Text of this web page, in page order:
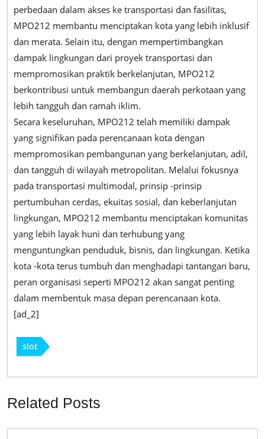
perbedaan dalam akses ke transportasi dan fasilitas,
MPO212 membantu menciptakan kota yang lebih inklusif
dan merata. Selain itu, dengan mempertimbangkan
dampak lingkungan dari proyek transportasi dan
mempromosikan praktik berkelanjutan, MPO212
berkontribusi untuk membangun daerah perkotaan yang
lebih tangguh dan ramah iklim.
Secara keseluruhan, MPO212 telah memiliki dampak
yang signifikan pada perencanaan kota dengan
mempromosikan pembangunan yang berkelanjutan, adil,
dan tangguh di wilayah metropolitan. Melalui fokusnya
pada transportasi multimodal, prinsip -prinsip
pertumbuhan cerdas, ekuitas sosial, dan keberlanjutan
lingkungan, MPO212 membantu menciptakan komunitas
yang lebih layak huni dan terhubung yang
menguntungkan penduduk, bisnis, dan lingkungan. Ketika
kota -kota terus tumbuh dan menghadapi tantangan baru,
peran organisasi seperti MPO212 akan sangat penting
dalam membentuk masa depan perencanaan kota.
[ad_2]
slot
Related Posts